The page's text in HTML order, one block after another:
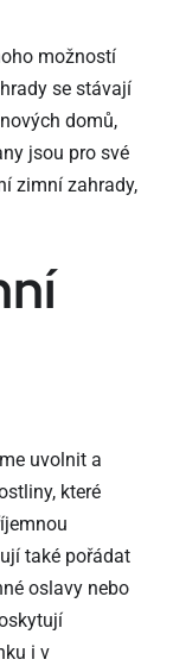
možností
se stávají
domů,
jsou pro své
zimní zahrady,
uvolnit a
které
také pořádat
oslavy nebo
i v